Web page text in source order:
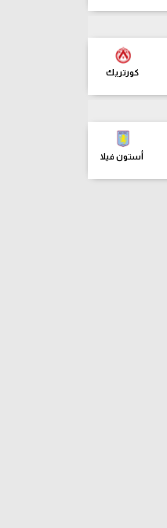
كورتريك
أستون فيلا